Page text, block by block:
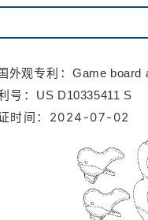
外观专利：Game board
号： US D10335411 S
时间：2024-07-02